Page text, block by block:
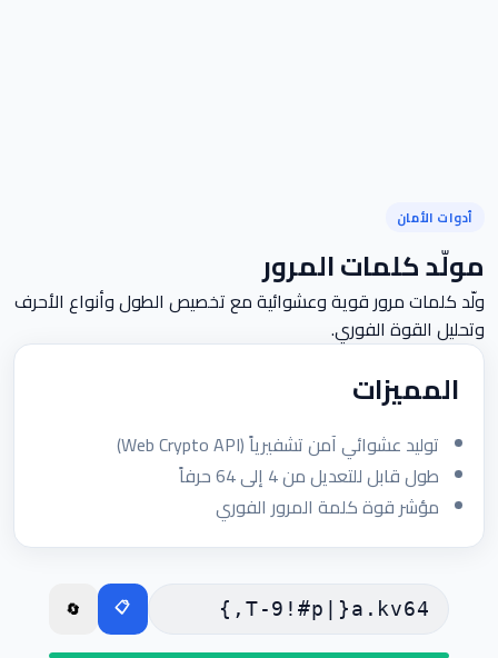
أدوات الأمان
مولّد كلمات المرور
ولّد كلمات مرور قوية وعشوائية مع تخصيص الطول وأنواع الأحرف
وتحليل القوة الفوري.
المميزات
توليد عشوائي آمن تشفيرياً (Web Crypto API)
طول قابل للتعديل من 4 إلى 64 حرفاً
مؤشر قوة كلمة المرور الفوري
📋
🔄